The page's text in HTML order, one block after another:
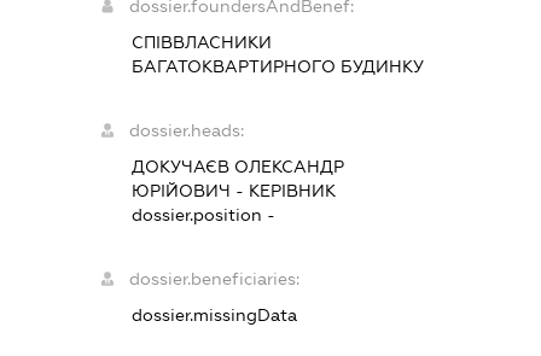
dossier.foundersAndBenef:
СПІВВЛАСНИКИ
БАГАТОКВАРТИРНОГО БУДИНКУ
dossier.heads:
ДОКУЧАЄВ ОЛЕКСАНДР
ЮРІЙОВИЧ - КЕРІВНИК
dossier.position -
dossier.beneficiaries:
dossier.missingData